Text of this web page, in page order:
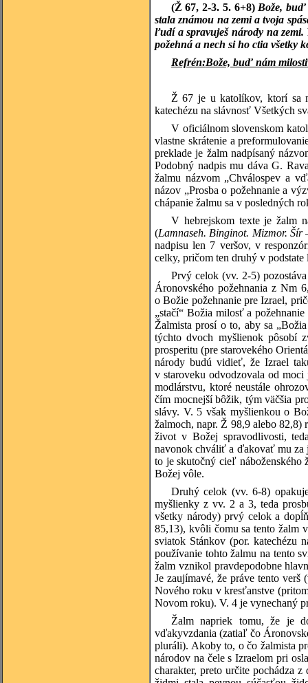
(Ž 67, 2-3. 5. 6+8) Bože, buď
stala známou na zemi a tvoja
ľudí a spravuješ národy na zemi.
požehná a nech si ho ctia všetky
Refrén:Bože, buď nám
Ž 67 je u katolíkov, ktorí sa
katechézu na slávnosť Všetkých
V oficiálnom slovenskom
vlastne skrátenie a
preklade je žalm nadpísaný
Podobný nadpis mu dáva G.
žalmu názvom „Chválospev a
názov „Prosba o požehnanie a
chápanie žalmu sa v posledných
V hebrejskom texte je žalm
(Lamnaseh. Binginot. Mizmor. Šír
nadpisu len 7 veršov, v
celky, pričom ten druhý v
Prvý celok (vv. 2-5)
Áronovského požehnania z Nm
o Božie požehnanie pre Izrael,
„stačí“ Božia milosť a
Žalmista prosí o to, aby sa
týchto dvoch myšlienok pôsobí
prosperitu (pre starovekého
národy budú vidieť, že Izrael
v staroveku odvodzovala od
modlárstvu, ktoré neustále
čím mocnejší bôžik, tým väčšia
slávy. V. 5 však myšlienkou o
žalmoch, napr. Ž 98,9 alebo 82,8)
život v Božej spravodlivosti,
navonok chváliť a ďakovať mu za
to je skutočný cieľ
Božej vôle.
Druhý celok (vv. 6-8)
myšlienky z vv. 2 a 3, teda
všetky národy) prvý celok a
85,13), kvôli čomu sa tento žalm
sviatok Stánkov (por. katechézu
používanie tohto žalmu na tento
žalm vznikol pravdepodobne
Je zaujímavé, že práve tento
Nového roku v kresťanstve
Novom roku). V. 4 je vynechaný
Žalm napriek tomu, že je
vďakyvzdania (zatiaľ čo
pluráli). Akoby to, o čo žalmista
národov na čele s Izraelom pri
charakter, preto určite pochádza